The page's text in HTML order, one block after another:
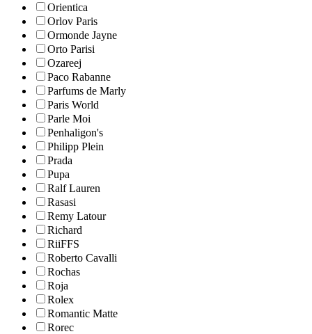
Orientica
Orlov Paris
Ormonde Jayne
Orto Parisi
Ozareej
Paco Rabanne
Parfums de Marly
Paris World
Parle Moi
Penhaligon's
Philipp Plein
Prada
Pupa
Ralf Lauren
Rasasi
Remy Latour
Richard
RiiFFS
Roberto Cavalli
Rochas
Roja
Rolex
Romantic Matte
Rorec